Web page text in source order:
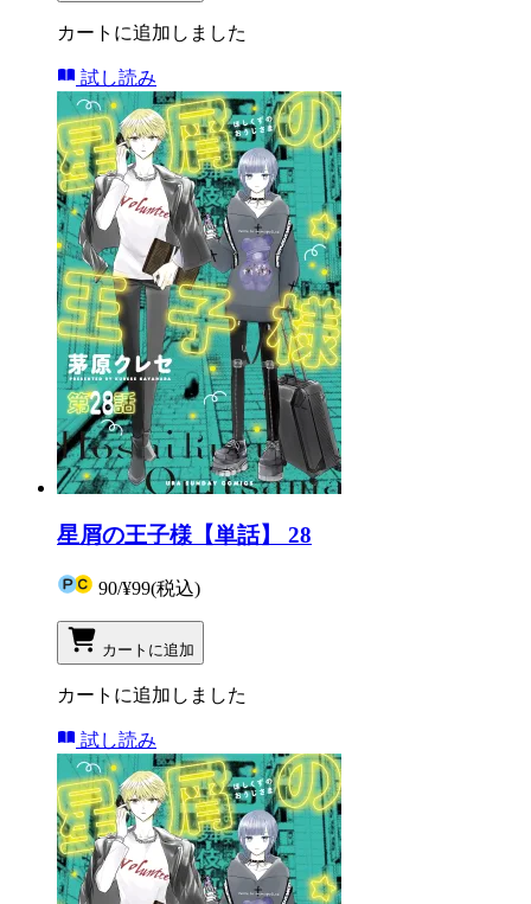
カートに追加しました
試し読み
星屑の王子様【単話】 28
90/¥99(税込)
カートに追加
カートに追加しました
試し読み